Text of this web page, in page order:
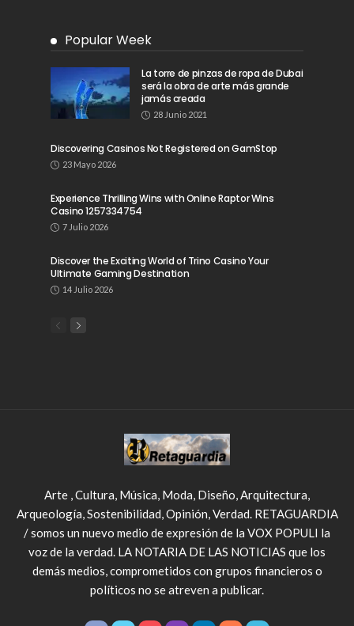
Popular Week
La torre de pinzas de ropa de Dubai
será la obra de arte más grande
jamás creada
28 Junio 2021
Discovering Casinos Not Registered on GamStop
23 Mayo 2026
Experience Thrilling Wins with Online Raptor Wins
Casino 1257334754
7 Julio 2026
Discover the Exciting World of Trino Casino Your
Ultimate Gaming Destination
14 Julio 2026
Arte , Cultura, Música, Moda, Diseño, Arquitectura,
Arqueología, Sostenibilidad, Opinión, Verdad. RETAGUARDIA
/ somos un nuevo medio de expresión de la VOX POPULI la
voz de la verdad. LA NOTARIA DE LAS NOTICIAS que los
demás medios, comprometidos con grupos financieros o
políticos no se atreven a publicar.